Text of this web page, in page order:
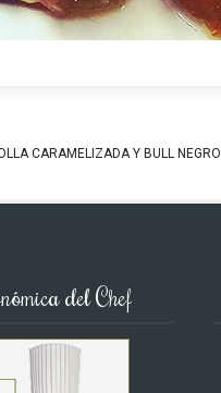
CARAMELIZADA Y BULL NEGRO
del Chef